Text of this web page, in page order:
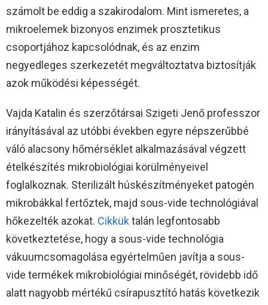
számolt be eddig a szakirodalom. Mint ismeretes, a
mikroelemek bizonyos enzimek prosztetikus
csoportjához kapcsolódnak, és az enzim
negyedleges szerkezetét megváltoztatva biztosítják
azok működési képességét.
Vajda Katalin és szerzőtársai Szigeti Jenő professzor
irányításával az utóbbi években egyre népszerűbbé
váló alacsony hőmérséklet alkalmazásával végzett
ételkészítés mikrobiológiai körülményeivel
foglalkoznak. Sterilizált húskészítményeket patogén
mikrobákkal fertőztek, majd sous-vide technológiával
hőkezelték azokat. Cikküktalán legfontosabb
következtetése, hogy a sous-vide technológia
vákuumcsomagolása egyértelműen javítja a sous-
vide termékek mikrobiológiai minőségét, rövidebb idő
alatt nagyobb mértékű csírapusztító hatás következik